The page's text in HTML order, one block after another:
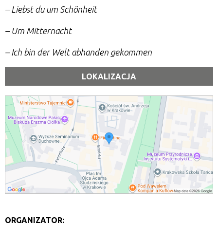
– Liebst du um Schönheit
– Um Mitternacht
– Ich bin der Welt abhanden gekommen
LOKALIZACJA
ORGANIZATOR: